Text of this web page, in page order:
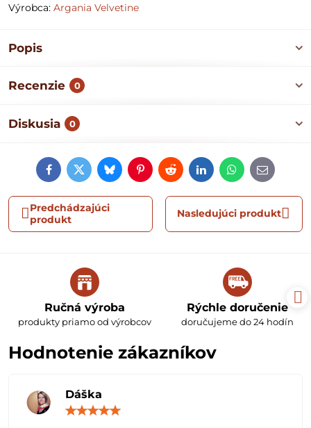
Výrobca: Argania Velvetine
Popis
Recenzie 0
Diskusia 0
FacebookTwitterBlueskyPinterestRedditLinkedInWhatsApp
E-
mail
Predchádzajúci
produkt
Nasledujúci produkt
Ručná výroba
produkty priamo od výrobcov
Rýchle doručenie
doručujeme do 24 hodín
Hodnotenie zákazníkov
Dáška